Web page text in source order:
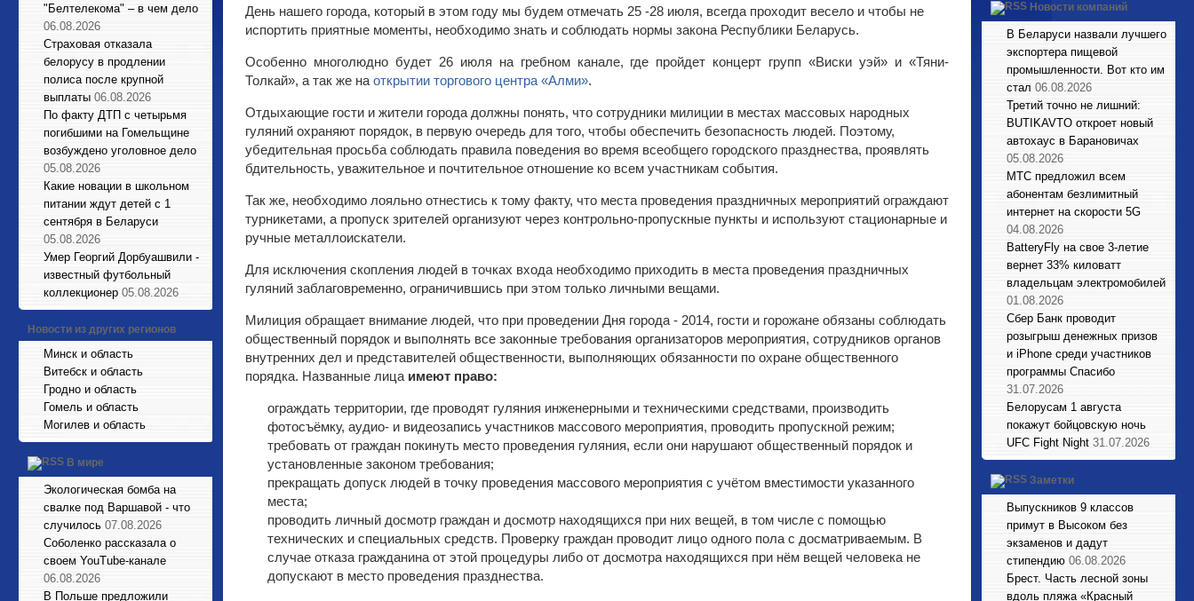
"Белтелекома" – в чем дело
06.08.2026
Страховая отказала
белорусу в продлении
полиса после крупной
выплаты 06.08.2026
По факту ДТП с четырьмя
погибшими на Гомельщине
возбуждено уголовное дело
05.08.2026
Какие новации в школьном
питании ждут детей с 1
сентября в Беларуси
05.08.2026
Умер Георгий Дорбуашвили -
известный футбольный
коллекционер 05.08.2026
Новости из других регионов
Минск и область
Витебск и область
Гродно и область
Гомель и область
Могилев и область
В мире
Экологическая бомба на
свалке под Варшавой - что
случилось 07.08.2026
Соболенко рассказала о
своем YouTube-канале
06.08.2026
В Польше предложили
День нашего города, который в этом году мы будем отмечать 25 -28 июля, всегда проходит весело и чтобы не
испортить приятные моменты, необходимо знать и соблюдать нормы закона Республики Беларусь.
Особенно многолюдно будет 26 июля на гребном канале, где пройдет концерт групп «Виски уэй» и «Тяни-
Толкай», а так же на открытии торгового центра «Алми».
Отдыхающие гости и жители города должны понять, что сотрудники милиции в местах массовых народных
гуляний охраняют порядок, в первую очередь для того, чтобы обеспечить безопасность людей. Поэтому,
убедительная просьба соблюдать правила поведения во время всеобщего городского празднества, проявлять
бдительность, уважительное и почтительное отношение ко всем участникам события.
Так же, необходимо лояльно отнестись к тому факту, что места проведения праздничных мероприятий ограждают
турникетами, а пропуск зрителей организуют через контрольно-пропускные пункты и используют стационарные и
ручные металлоискатели.
Для исключения скопления людей в точках входа необходимо приходить в места проведения праздничных
гуляний заблаговременно, ограничившись при этом только личными вещами.
Милиция обращает внимание людей, что при проведении Дня города - 2014, гости и горожане обязаны соблюдать
общественный порядок и выполнять все законные требования организаторов мероприятия, сотрудников органов
внутренних дел и представителей общественности, выполняющих обязанности по охране общественного
порядка. Названные лица имеют право:
ограждать территории, где проводят гуляния инженерными и техническими средствами, производить
фотосъёмку, аудио- и видеозапись участников массового мероприятия, проводить пропускной режим;
требовать от граждан покинуть место проведения гуляния, если они нарушают общественный порядок и
установленные законом требования;
прекращать допуск людей в точку проведения массового мероприятия с учётом вместимости указанного
места;
проводить личный досмотр граждан и досмотр находящихся при них вещей, в том числе с помощью
технических и специальных средств. Проверку граждан проводит лицо одного пола с досматриваемым. В
случае отказа гражданина от этой процедуры либо от досмотра находящихся при нём вещей человека не
допускают в место проведения празднества.
Новости компаний
В Беларуси назвали лучшего
экспортера пищевой
промышленности. Вот кто им
стал 06.08.2026
Третий точно не лишний:
BUTIKAVTO откроет новый
автохаус в Барановичах
05.08.2026
МТС предложил всем
абонентам безлимитный
интернет на скорости 5G
04.08.2026
BatteryFly на свое 3-летие
вернет 33% киловатт
владельцам электромобилей
01.08.2026
Сбер Банк проводит
розыгрыш денежных призов
и iPhone среди участников
программы Спасибо
31.07.2026
Белорусам 1 августа
покажут бойцовскую ночь
UFC Fight Night 31.07.2026
Заметки
Выпускников 9 классов
примут в Высоком без
экзаменов и дадут
стипендию 06.08.2026
Брест. Часть лесной зоны
вдоль пляжа «Красный